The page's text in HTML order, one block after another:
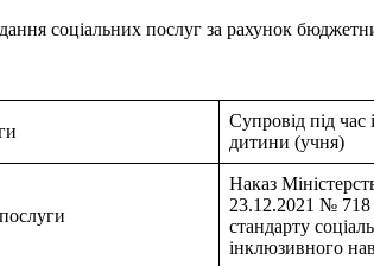
соціальних послуг за рахунок
Супровід під
дитини (учня)
Наказ
23.12.2021 №
стандарту
інклюзивного